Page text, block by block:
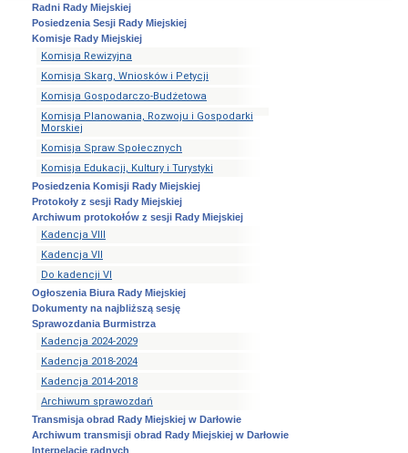
Standardy
Ochrony
Małoletnich
Okręgi
obwody
Okręgi
obwody
wyborcze
Wybory
referenda
Wybory
Prezydenta
Obwodowe
Komisje
Wyborcze
Rejestr
umów
Rejestr
Umów
Centralny
Rejestr
Umów
Radni Rady Miejskiej
Posiedzenia Sesji Rady Miejskiej
Komisje Rady Miejskiej
Komisja Rewizyjna
Komisja Skarg, Wniosków i Petycji
Komisja Gospodarczo-Budżetowa
Komisja Planowania, Rozwoju i Gospodarki
Morskiej
Komisja Spraw Społecznych
Komisja Edukacji, Kultury i Turystyki
Posiedzenia Komisji Rady Miejskiej
Protokoły z sesji Rady Miejskiej
Archiwum protokołów z sesji Rady Miejskiej
Kadencja VIII
Kadencja VII
Do kadencji VI
Ogłoszenia Biura Rady Miejskiej
Dokumenty na najbliższą sesję
Sprawozdania Burmistrza
Kadencja 2024-2029
Kadencja 2018-2024
Kadencja 2014-2018
Archiwum sprawozdań
Transmisja obrad Rady Miejskiej w Darłowie
Archiwum transmisji obrad Rady Miejskiej w Darłowie
Interpelacje radnych